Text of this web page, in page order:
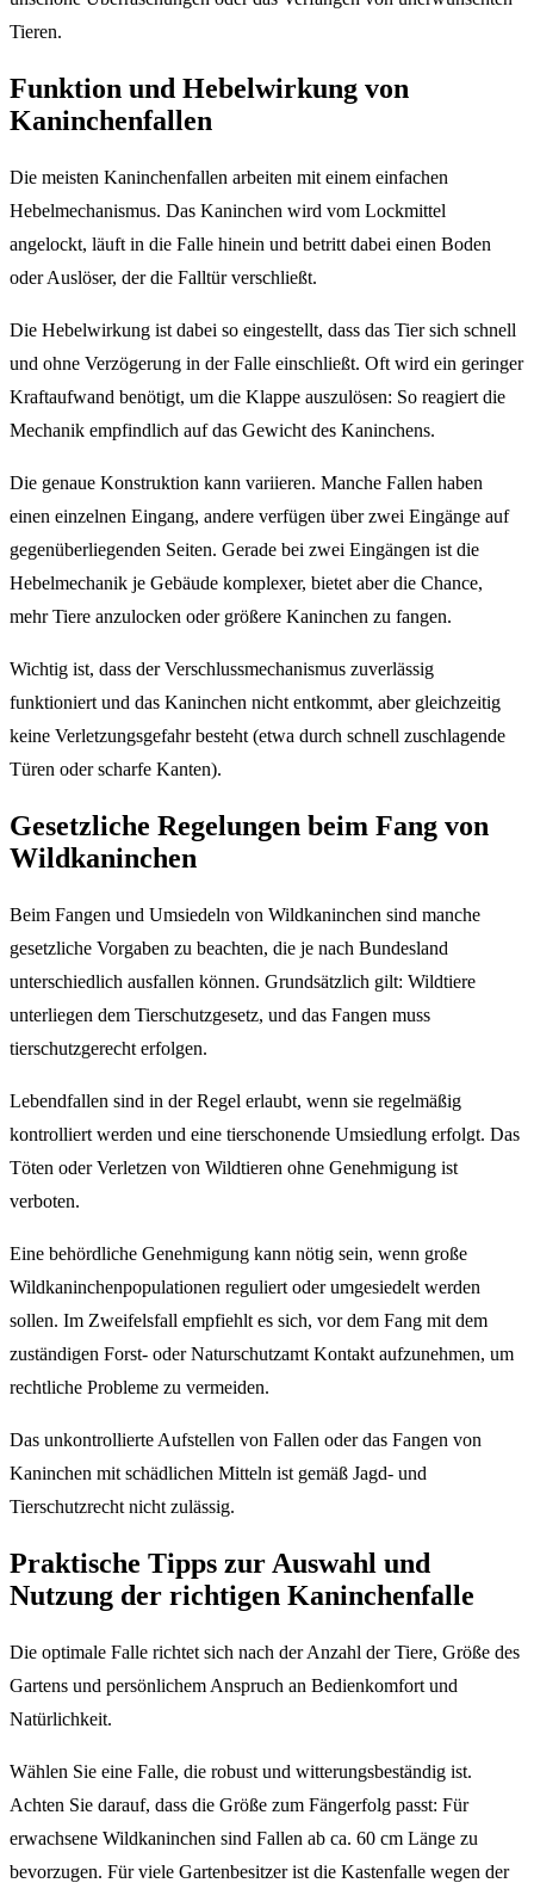
Tieren.
Funktion und Hebelwirkung von
Kaninchenfallen
Die meisten Kaninchenfallen arbeiten mit einem einfachen
Hebelmechanismus. Das Kaninchen wird vom Lockmittel
angelockt, läuft in die Falle hinein und betritt dabei einen Boden
oder Auslöser, der die Falltür verschließt.
Die Hebelwirkung ist dabei so eingestellt, dass das Tier sich schnell
und ohne Verzögerung in der Falle einschließt. Oft wird ein geringer
Kraftaufwand benötigt, um die Klappe auszulösen: So reagiert die
Mechanik empfindlich auf das Gewicht des Kaninchens.
Die genaue Konstruktion kann variieren. Manche Fallen haben
einen einzelnen Eingang, andere verfügen über zwei Eingänge auf
gegenüberliegenden Seiten. Gerade bei zwei Eingängen ist die
Hebelmechanik je Gebäude komplexer, bietet aber die Chance,
mehr Tiere anzulocken oder größere Kaninchen zu fangen.
Wichtig ist, dass der Verschlussmechanismus zuverlässig
funktioniert und das Kaninchen nicht entkommt, aber gleichzeitig
keine Verletzungsgefahr besteht (etwa durch schnell zuschlagende
Türen oder scharfe Kanten).
Gesetzliche Regelungen beim Fang von
Wildkaninchen
Beim Fangen und Umsiedeln von Wildkaninchen sind manche
gesetzliche Vorgaben zu beachten, die je nach Bundesland
unterschiedlich ausfallen können. Grundsätzlich gilt: Wildtiere
unterliegen dem Tierschutzgesetz, und das Fangen muss
tierschutzgerecht erfolgen.
Lebendfallen sind in der Regel erlaubt, wenn sie regelmäßig
kontrolliert werden und eine tierschonende Umsiedlung erfolgt. Das
Töten oder Verletzen von Wildtieren ohne Genehmigung ist
verboten.
Eine behördliche Genehmigung kann nötig sein, wenn große
Wildkaninchenpopulationen reguliert oder umgesiedelt werden
sollen. Im Zweifelsfall empfiehlt es sich, vor dem Fang mit dem
zuständigen Forst- oder Naturschutzamt Kontakt aufzunehmen, um
rechtliche Probleme zu vermeiden.
Das unkontrollierte Aufstellen von Fallen oder das Fangen von
Kaninchen mit schädlichen Mitteln ist gemäß Jagd- und
Tierschutzrecht nicht zulässig.
Praktische Tipps zur Auswahl und
Nutzung der richtigen Kaninchenfalle
Die optimale Falle richtet sich nach der Anzahl der Tiere, Größe des
Gartens und persönlichem Anspruch an Bedienkomfort und
Natürlichkeit.
Wählen Sie eine Falle, die robust und witterungsbeständig ist.
Achten Sie darauf, dass die Größe zum Fängerfolg passt: Für
erwachsene Wildkaninchen sind Fallen ab ca. 60 cm Länge zu
bevorzugen. Für viele Gartenbesitzer ist die Kastenfalle wegen der